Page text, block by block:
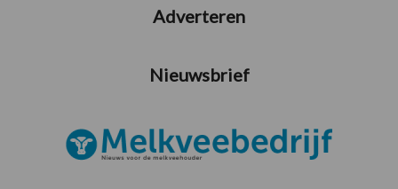
Adverteren
Nieuwsbrief